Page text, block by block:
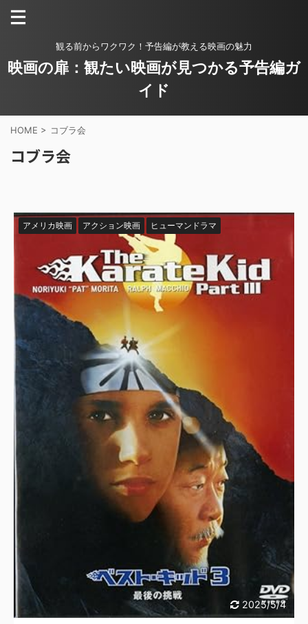
観る前からワクワク！予告編が教える映画の魅力
映画の扉：観たい映画が見つかる予告編ガ
イド
HOME > コブラ会
コブラ会
2025/5/4
アメリカ映画 アクション映画 ヒューマンドラマ